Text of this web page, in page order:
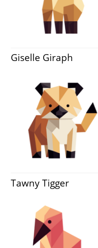
Giselle Giraph
Tawny Tigger